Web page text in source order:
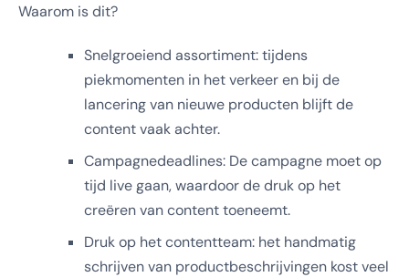
Waarom is dit?
Snelgroeiend assortiment: tijdens
piekmomenten in het verkeer en bij de
lancering van nieuwe producten blijft de
content vaak achter.
Campagnedeadlines: De campagne moet op
tijd live gaan, waardoor de druk op het
creëren van content toeneemt.
Druk op het contentteam: het handmatig
schrijven van productbeschrijvingen kost veel